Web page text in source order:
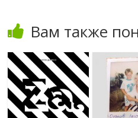
Вам также